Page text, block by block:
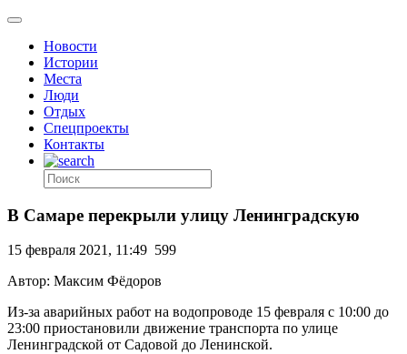
Новости
Истории
Места
Люди
Отдых
Спецпроекты
Контакты
В Самаре перекрыли улицу Ленинградскую
15 февраля 2021, 11:49 599
Автор: Максим Фёдоров
Из-за аварийных работ на водопроводе 15 февраля с 10:00 до
23:00 приостановили движение транспорта по улице
Ленинградской от Садовой до Ленинской.